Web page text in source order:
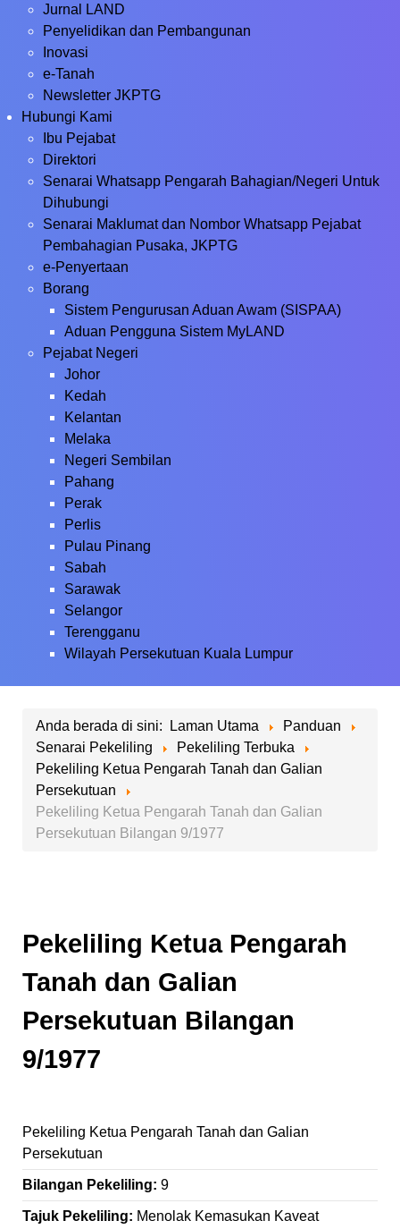
Jurnal LAND
Penyelidikan dan Pembangunan
Inovasi
e-Tanah
Newsletter JKPTG
Hubungi Kami
Ibu Pejabat
Direktori
Senarai Whatsapp Pengarah Bahagian/Negeri Untuk
Dihubungi
Senarai Maklumat dan Nombor Whatsapp Pejabat
Pembahagian Pusaka, JKPTG
e-Penyertaan
Borang
Sistem Pengurusan Aduan Awam (SISPAA)
Aduan Pengguna Sistem MyLAND
Pejabat Negeri
Johor
Kedah
Kelantan
Melaka
Negeri Sembilan
Pahang
Perak
Perlis
Pulau Pinang
Sabah
Sarawak
Selangor
Terengganu
Wilayah Persekutuan Kuala Lumpur
Anda berada di sini: Laman Utama
Panduan
Senarai Pekeliling
Pekeliling Terbuka
Pekeliling Ketua Pengarah Tanah dan Galian
Persekutuan
Pekeliling Ketua Pengarah Tanah dan Galian
Persekutuan Bilangan 9/1977
Pekeliling Ketua Pengarah
Tanah dan Galian
Persekutuan Bilangan
9/1977
Pekeliling Ketua Pengarah Tanah dan Galian
Persekutuan
Bilangan Pekeliling: 9
Tajuk Pekeliling: Menolak Kemasukan Kaveat